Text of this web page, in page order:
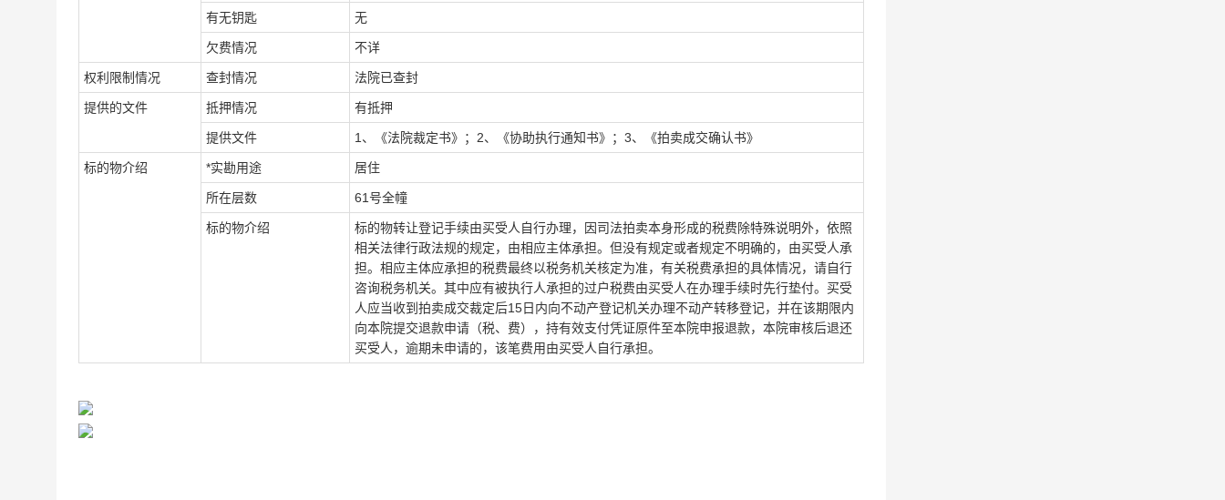
有无钥匙 无
欠费情况 不详
权利限制情况 查封情况 法院已查封
提供的文件 抵押情况 有抵押
提供文件 1 、《法院裁定书》； 2、《协助执行通知书》； 3、《拍卖成交确认书》
标的物介绍 *实勘用途 居住
所在层数 61号全幢
标的物介绍
标的物转让登记手续由买受人自行办理，因司法拍卖本身形成的税费除特殊说明外，依照
相关法律行政法规的规定，由相应主体承担。但没有规定或者规定不明确的，由买受人承
担。相应主体应承担的税费最终以税务机关核定为准，有关税费承担的具体情况，请自行
咨询税务机关。其中应有被执行人承担的过户税费由买受人在办理手续时先行垫付。买受
人应当收到拍卖成交裁定后15日内向不动产登记机关办理不动产转移登记，并在该期限内
向本院提交退款申请（税、费），持有效支付凭证原件至本院申报退款，本院审核后退还
买受人，逾期未申请的，该笔费用由买受人自行承担。